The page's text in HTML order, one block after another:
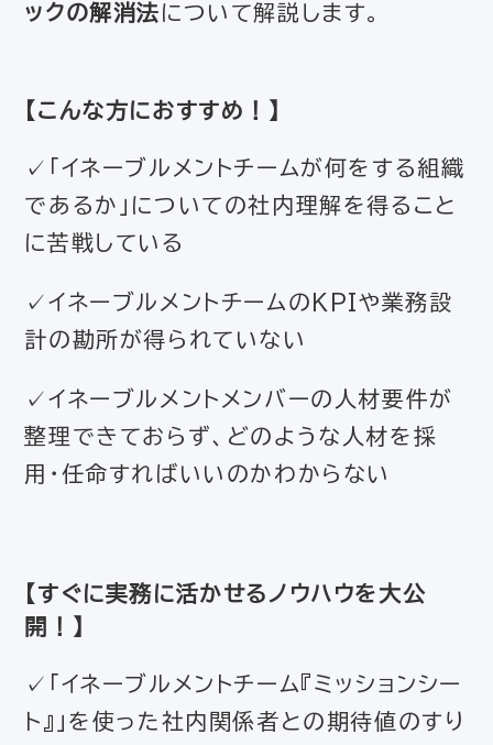
ックの解消法 について解説します。
【 こんな方におすすめ！ 】
✓「イネーブルメントチームが何をする組織
であるか」についての社内理解を得ること
に苦戦している
✓イネーブルメントチームのKPIや業務設
計の勘所が得られていない
✓イネーブルメントメンバーの人材要件が
整理できておらず、どのような人材を採
用・任命すればいいのかわからない
【すぐに実務に活かせるノウハウを大公
開！】
✓「イネーブルメントチーム『ミッションシー
ト』」を使った社内関係者との期待値のすり